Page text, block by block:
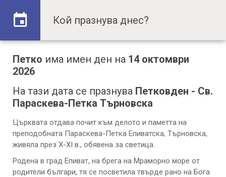
Петко има имен ден на 14 октомври
2026
На тази дата се празнува Петковден - Св.
Параскева-Петка Търновска
Църквата отдава почит към делото и паметта на
преподобната Параскева-Петка Епиватска, Търновска,
живяла през Х-ХІ в., обявена за светица.
Родена в град Епиват, на брега на Мраморно море от
родители българи, тя се посветила твърде рано на Бога